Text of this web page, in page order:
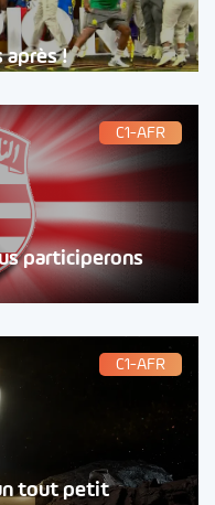
après !
C1-AFR
participerons
C1-AFR
tout petit